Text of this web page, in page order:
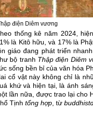
điện Diêm vương
thống kê năm 2024,
là Kitô hữu, và 17% là
giáo đang phát triển
bộ tranh Thập điện Diêm
sống bền bỉ của văn hóa
cổ vật này không chỉ là
khứ và hiện tại, là ánh
lần nữa, được trao lại cho
Tịnh tổng hợp, từ